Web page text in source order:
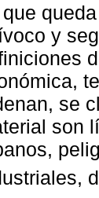
que
y
se
son